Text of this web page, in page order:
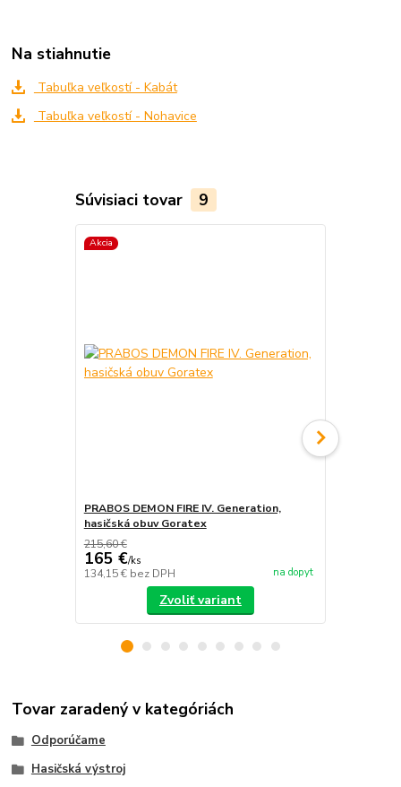
Na stiahnutie
Tabuľka veľkostí - Kabát
Tabuľka veľkostí - Nohavice
Súvisiaci tovar 9
Akcia
PRABOS DEMON FIRE IV. Generation,
hasičská obuv Goratex
215,60 €
165 €/ks
134,15 € bez DPH na dopyt
Zvoliť variant
Tovar zaradený v kategóriách
Odporúčame
Hasičská výstroj